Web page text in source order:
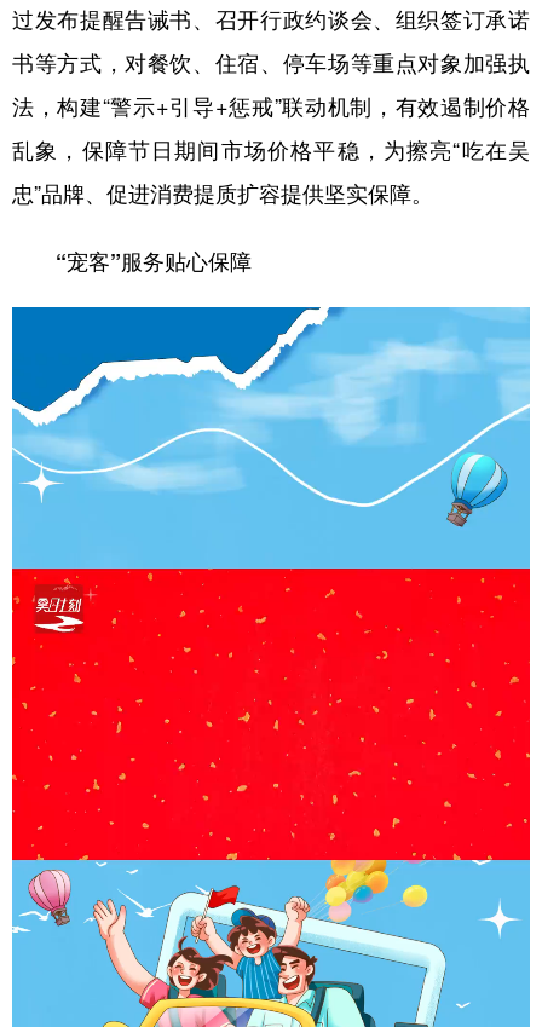
过发布提醒告诫书、召开行政约谈会、组织签订承诺
书等方式，对餐饮、住宿、停车场等重点对象加强执
法，构建“警示+引导+惩戒”联动机制，有效遏制价格
乱象，保障节日期间市场价格平稳，为擦亮“吃在吴
忠”品牌、促进消费提质扩容提供坚实保障。
“宠客”服务贴心保障